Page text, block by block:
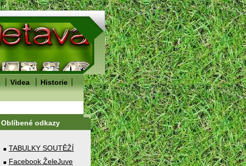
Videa
Historie
Oblíbené odkazy
TABULKY SOUTĚŽÍ
Facebook ŽeleJuve